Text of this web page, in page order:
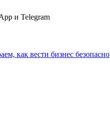
и Telegram
как вести бизнес безопасно